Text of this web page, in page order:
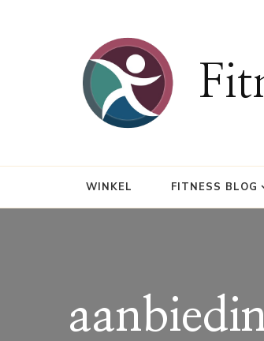
WINKEL FITNESS BLOG